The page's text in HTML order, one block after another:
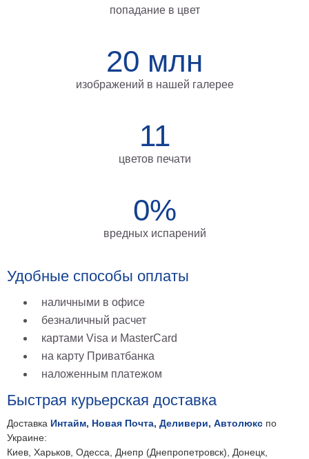
попадание в цвет
20 млн
изображений в нашей галерее
11
цветов печати
0%
вредных испарений
Удобные способы оплаты
наличными в офисе
безналичный расчет
картами Visa и MasterCard
на карту Приватбанка
наложенным платежом
Быстрая курьерская доставка
Доставка Интайм, Новая Почта, Деливери, Автолюкс по
Украине:
Киев, Харьков, Одесса, Днепр (Днепропетровск), Донецк,